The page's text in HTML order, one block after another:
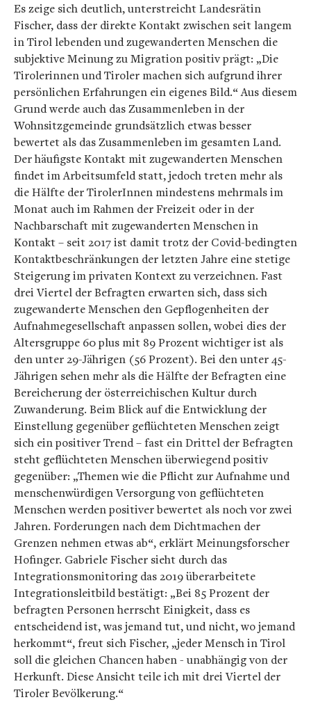
Es zeige sich deutlich, unterstreicht Landesrätin
Fischer, dass der direkte Kontakt zwischen seit langem
in Tirol lebenden und zugewanderten Menschen die
subjektive Meinung zu Migration positiv prägt: „Die
Tirolerinnen und Tiroler machen sich aufgrund ihrer
persönlichen Erfahrungen ein eigenes Bild.“ Aus diesem
Grund werde auch das Zusammenleben in der
Wohnsitzgemeinde grundsätzlich etwas besser
bewertet als das Zusammenleben im gesamten Land.
Der häufigste Kontakt mit zugewanderten Menschen
findet im Arbeitsumfeld statt, jedoch treten mehr als
die Hälfte der TirolerInnen mindestens mehrmals im
Monat auch im Rahmen der Freizeit oder in der
Nachbarschaft mit zugewanderten Menschen in
Kontakt – seit 2017 ist damit trotz der Covid-bedingten
Kontaktbeschränkungen der letzten Jahre eine stetige
Steigerung im privaten Kontext zu verzeichnen. Fast
drei Viertel der Befragten erwarten sich, dass sich
zugewanderte Menschen den Gepflogenheiten der
Aufnahmegesellschaft anpassen sollen, wobei dies der
Altersgruppe 60 plus mit 89 Prozent wichtiger ist als
den unter 29-Jährigen (56 Prozent). Bei den unter 45-
Jährigen sehen mehr als die Hälfte der Befragten eine
Bereicherung der österreichischen Kultur durch
Zuwanderung. Beim Blick auf die Entwicklung der
Einstellung gegenüber geflüchteten Menschen zeigt
sich ein positiver Trend – fast ein Drittel der Befragten
steht geflüchteten Menschen überwiegend positiv
gegenüber: „Themen wie die Pflicht zur Aufnahme und
menschenwürdigen Versorgung von geflüchteten
Menschen werden positiver bewertet als noch vor zwei
Jahren. Forderungen nach dem Dichtmachen der
Grenzen nehmen etwas ab“, erklärt Meinungsforscher
Hofinger. Gabriele Fischer sieht durch das
Integrationsmonitoring das 2019 überarbeitete
Integrationsleitbild bestätigt: „Bei 85 Prozent der
befragten Personen herrscht Einigkeit, dass es
entscheidend ist, was jemand tut, und nicht, wo jemand
herkommt“, freut sich Fischer, „jeder Mensch in Tirol
soll die gleichen Chancen haben - unabhängig von der
Herkunft. Diese Ansicht teile ich mit drei Viertel der
Tiroler Bevölkerung.“